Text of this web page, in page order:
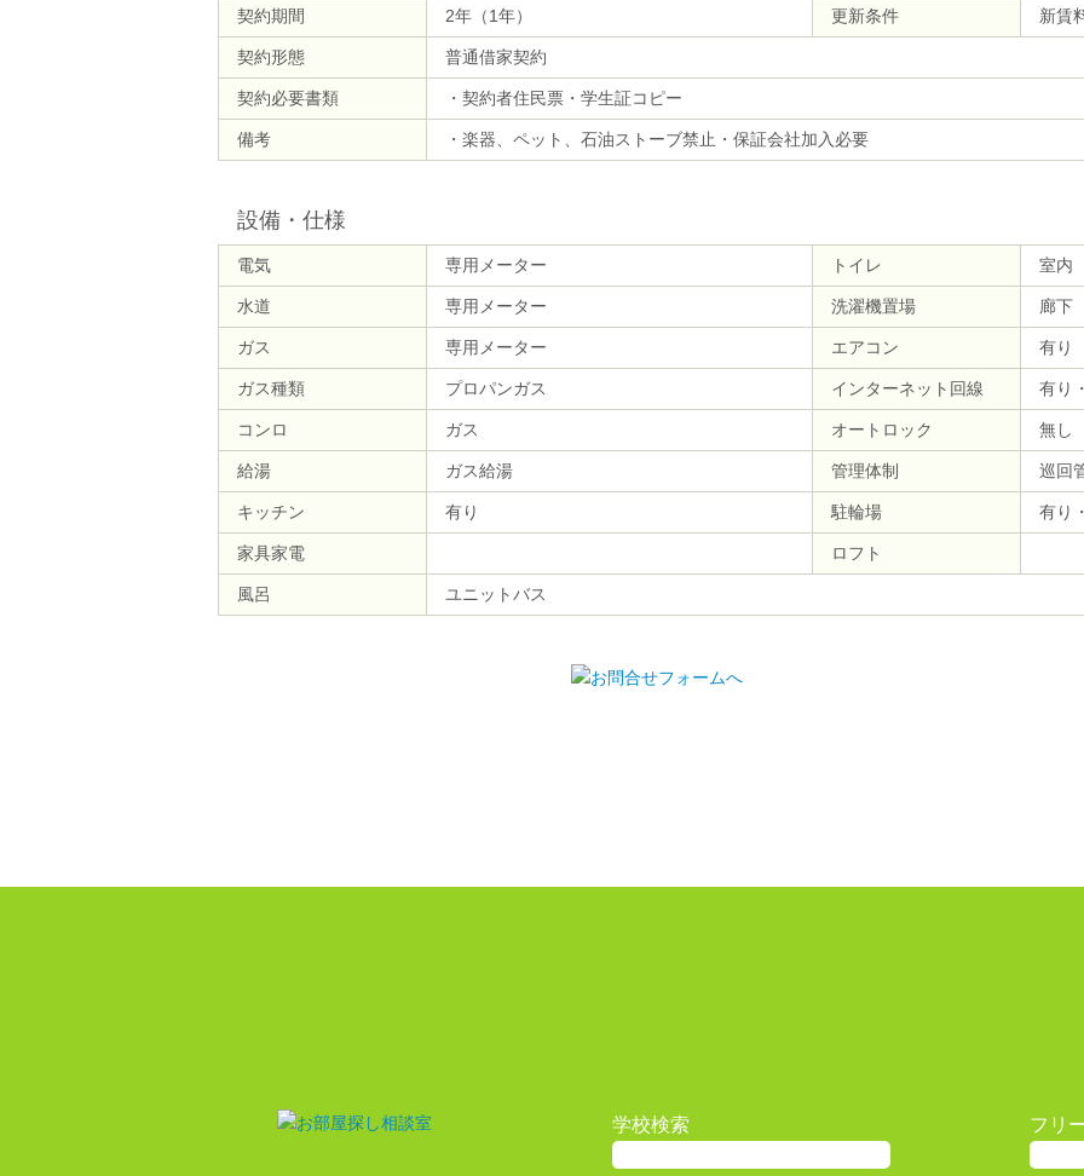
契約期間 2年（1年） 更新条件 新賃
契約形態 普通借家契約
契約必要書類 ・契約者住民票・学生証コピー
備考 ・楽器、ペット、石油ストーブ禁止・保証会社加入必要
設備・仕様
電気 専用メーター トイレ 室内
水道 専用メーター 洗濯機置場 廊下
ガス 専用メーター エアコン 有り
ガス種類 プロパンガス インターネット回線 有り
コンロ ガス オートロック 無し
給湯 ガス給湯 管理体制 巡回
キッチン 有り 駐輪場 有り
家具家電 ロフト
風呂 ユニットバス
学校検索 フリ